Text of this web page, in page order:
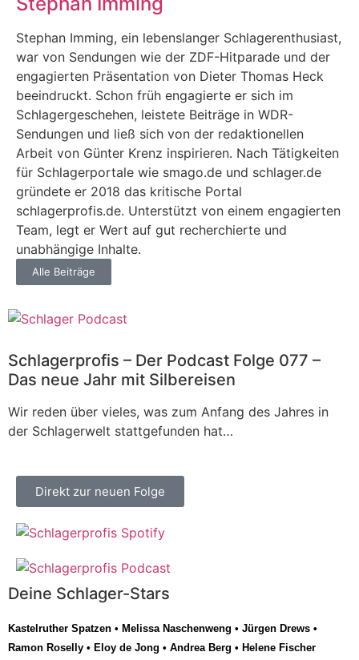
Stephan Imming, ein lebenslanger Schlagerenthusiast,
war von Sendungen wie der ZDF-Hitparade und der
engagierten Präsentation von Dieter Thomas Heck
beeindruckt. Schon früh engagierte er sich im
Schlagergeschehen, leistete Beiträge in WDR-
Sendungen und ließ sich von der redaktionellen
Arbeit von Günter Krenz inspirieren. Nach Tätigkeiten
für Schlagerportale wie smago.de und schlager.de
gründete er 2018 das kritische Portal
schlagerprofis.de. Unterstützt von einem engagierten
Team, legt er Wert auf gut recherchierte und
unabhängige Inhalte.
Alle Beiträge
Schlagerprofis – Der Podcast Folge 077 –
Das neue Jahr mit Silbereisen
Wir reden über vieles, was zum Anfang des Jahres in
der Schlagerwelt stattgefunden hat…
Direkt zur neuen Folge
Deine Schlager-Stars
Kastelruther Spatzen • Melissa Naschenweng • Jürgen Drews •
Ramon Roselly • Eloy de Jong • Andrea Berg • Helene Fischer